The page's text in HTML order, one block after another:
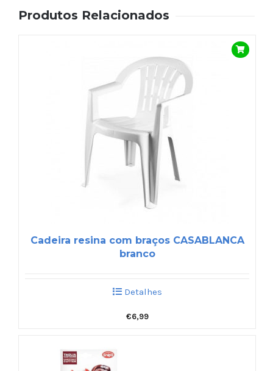
Produtos Relacionados
Cadeira resina com braços CASABLANCA
branco
Detalhes
€6,99